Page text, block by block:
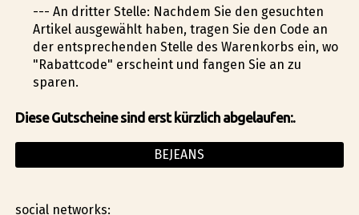
--- An dritter Stelle: Nachdem Sie den gesuchten
Artikel ausgewählt haben, tragen Sie den Code an
der entsprechenden Stelle des Warenkorbs ein, wo
"Rabattcode" erscheint und fangen Sie an zu
sparen.
Diese Gutscheine sind erst kürzlich abgelaufen:.
BEJEANS
social networks: